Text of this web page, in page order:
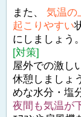
また、 気温の
起こりやすい
にしましょう。
[対策]
屋外での激し
休憩しましょ
めな水分・塩
夜間も気温が